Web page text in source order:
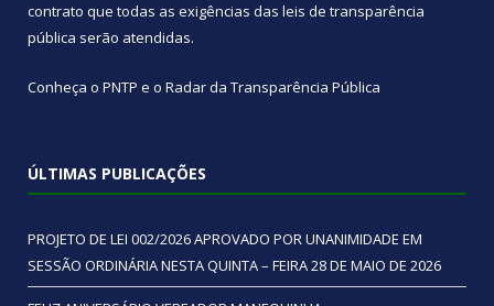
contrato que todas as exigências das leis de transparência
pública serão atendidas.
Conheça o PNTP e o Radar da Transparência Pública
ÚLTIMAS PUBLICAÇÕES
PROJETO DE LEI 002/2026 APROVADO POR UNANIMIDADE EM
SESSÃO ORDINÁRIA NESTA QUINTA – FEIRA 28 DE MAIO DE 2026